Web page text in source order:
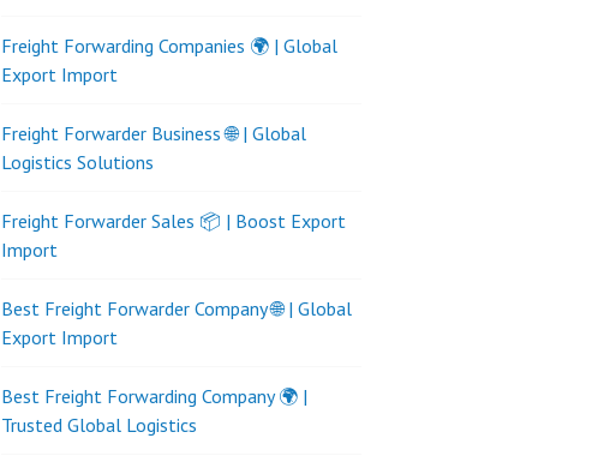
Freight Forwarding Companies 🌍 | Global
Export Import
Freight Forwarder Business 🌐 | Global
Logistics Solutions
Freight Forwarder Sales 📦 | Boost Export
Import
Best Freight Forwarder Company 🌐 | Global
Export Import
Best Freight Forwarding Company 🌍 |
Trusted Global Logistics